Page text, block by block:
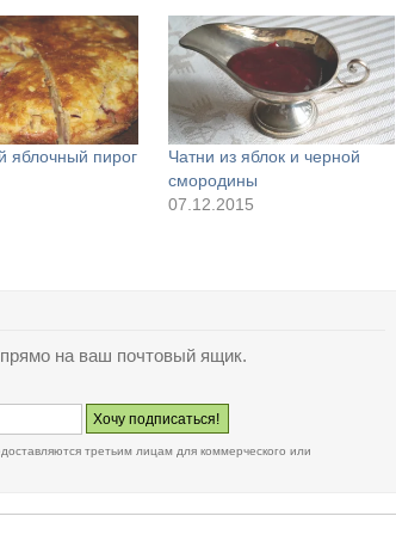
яблочный пирог
Чатни из яблок и черной
смородины
07.12.2015
на ваш почтовый ящик.
третьим лицам для коммерческого или